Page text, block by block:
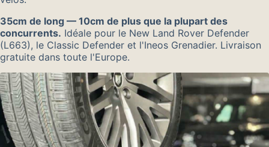
35cm de long — 10cm de plus que la plupart des
concurrents. Idéale pour le New Land Rover Defender
(L663), le Classic Defender et l'Ineos Grenadier. Livraison
gratuite dans toute l'Europe.